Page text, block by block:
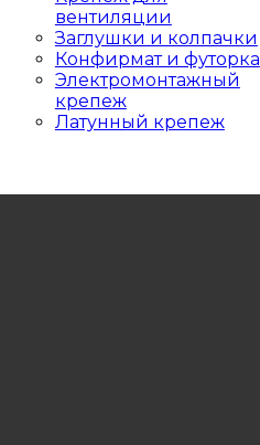
вентиляции
Заглушки и колпачки
Конфирмат и футорка
Электромонтажный
крепеж
Латунный крепеж